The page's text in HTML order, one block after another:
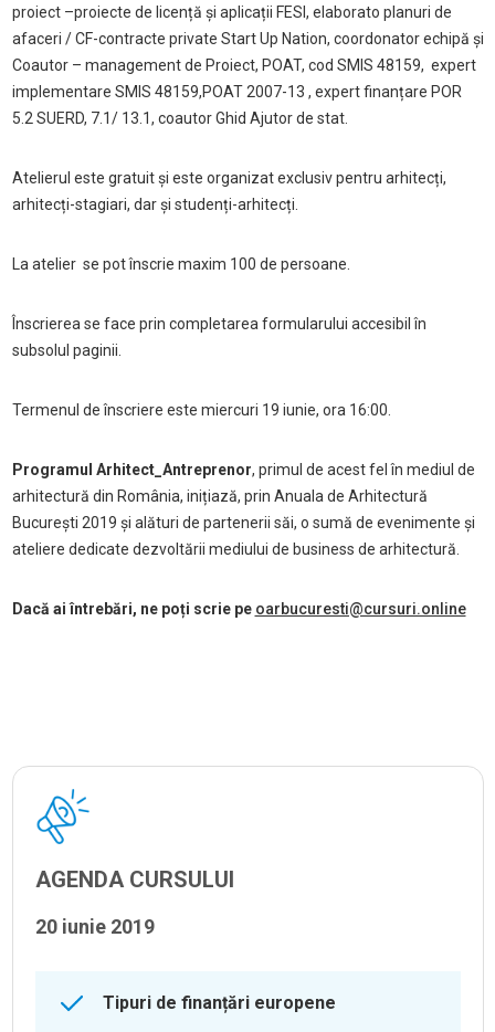
proiect –proiecte de licență și aplicații FESI, elaborato planuri de
afaceri / CF-contracte private Start Up Nation, coordonator echipă și
Coautor – management de Proiect, POAT, cod SMIS 48159, expert
implementare SMIS 48159,POAT 2007-13 , expert finanțare POR
5.2 SUERD, 7.1/ 13.1, coautor Ghid Ajutor de stat.
Atelierul este gratuit și este organizat exclusiv pentru arhitecți,
arhitecți-stagiari, dar și studenți-arhitecți.
La atelier se pot înscrie maxim 100 de persoane.
Înscrierea se face prin completarea formularului accesibil în
subsolul paginii.
Termenul de înscriere este miercuri 19 iunie, ora 16:00.
Programul Arhitect_Antreprenor, primul de acest fel în mediul de
arhitectură din România, inițiază, prin Anuala de Arhitectură
București 2019 și alături de partenerii săi, o sumă de evenimente și
ateliere dedicate dezvoltării mediului de business de arhitectură.
Dacă ai întrebări, ne poți scrie pe oarbucuresti@cursuri.online
AGENDA CURSULUI
20 iunie 2019
Tipuri de finanțări europene